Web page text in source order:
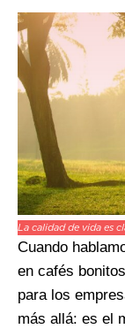
La calidad de vida es
Cuando
en cafés
para los
más allá: es el